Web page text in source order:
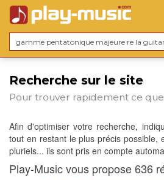
Recherche sur le site
Pour trouver rapidement ce
Afin d'optimiser votre recherche,
tout en restant le plus précis possible,
pluriels... ils sont pris en compte
Play-Music vous propose 636